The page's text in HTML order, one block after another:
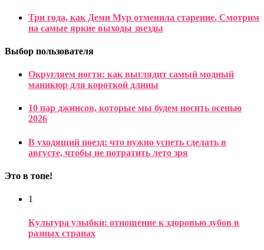
Три года, как Деми Мур отменила старение. Смотрим
на самые яркие выходы звезды
Выбор пользователя
Округляем ногти: как выглядит самый модный
маникюр для короткой длины
10 пар джинсов, которые мы будем носить осенью
2026
В уходящий поезд: что нужно успеть сделать в
августе, чтобы не потратить лето зря
Это в топе!
1
Культура улыбки: отношение к здоровью зубов в
разных странах